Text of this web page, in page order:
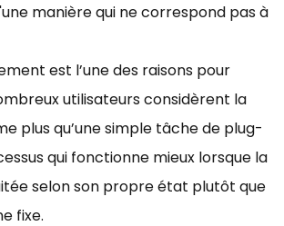
manière qui ne correspond pas à
est l’une des raisons pour
utilisateurs considèrent la
plus qu’une simple tâche de plug-
qui fonctionne mieux lorsque la
selon son propre état plutôt que
fixe.